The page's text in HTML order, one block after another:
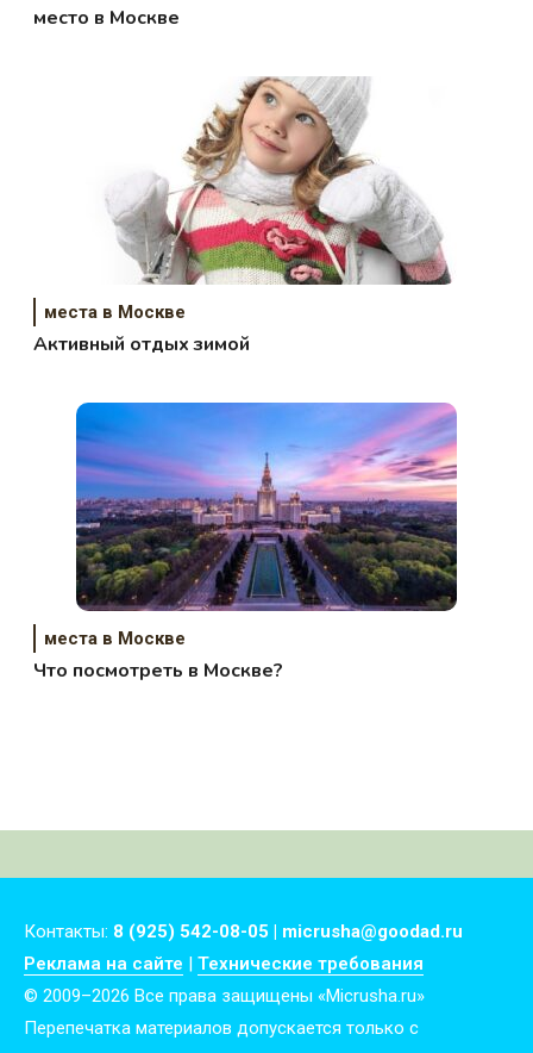
место в Москве
места в Москве
Активный отдых зимой
места в Москве
Что посмотреть в Москве?
Контакты: 8 (925) 542-08-05 | micrusha@goodad.ru
Реклама на сайте | Технические требования
© 2009–2026 Все права защищены «Micrusha.ru»
Перепечатка материалов допускается только с